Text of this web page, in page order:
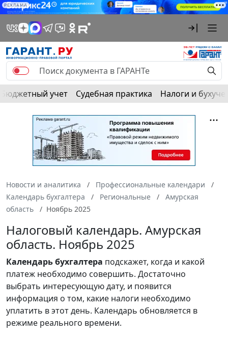
РЕКЛАМА
Бюджетный учет Судебная практика Налоги и
Новости и аналитика
Профессиональные календари
Календарь бухгалтера
Региональные
Амурская
область
Ноябрь 2025
Налоговый календарь. Амурская
область. Ноябрь 2025
Календарьбухгалтера подскажет, когда и какой
платеж необходимо совершить. Достаточно
выбрать интересующую дату, и появится
информация о том, какие налоги необходимо
уплатить в этот день. Календарь обновляется в
режиме реального времени.